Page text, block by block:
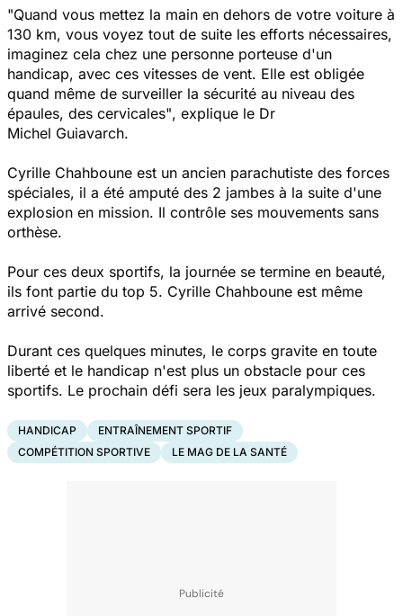
"Quand vous mettez la main en dehors de votre voiture à
130 km, vous voyez tout de suite les efforts nécessaires,
imaginez cela chez une personne porteuse d'un
handicap, avec ces vitesses de vent. Elle est obligée
quand même de surveiller la sécurité au niveau des
épaules, des cervicales", explique le Dr
Michel Guiavarch.
Cyrille Chahboune est un ancien parachutiste des forces
spéciales, il a été amputé des 2 jambes à la suite d'une
explosion en mission. Il contrôle ses mouvements sans
orthèse.
Pour ces deux sportifs, la journée se termine en beauté,
ils font partie du top 5. Cyrille Chahboune est même
arrivé second.
Durant ces quelques minutes, le corps gravite en toute
liberté et le handicap n'est plus un obstacle pour ces
sportifs. Le prochain défi sera les jeux paralympiques.
HANDICAP
ENTRAÎNEMENT SPORTIF
COMPÉTITION SPORTIVE
LE MAG DE LA SANTÉ